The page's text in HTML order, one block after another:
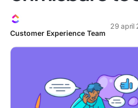
Customer Experience Team
29 april